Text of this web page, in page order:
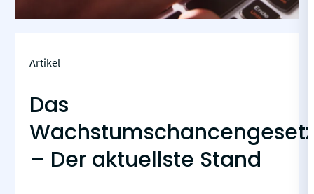
Artikel
Das
– Der aktuellste Stand